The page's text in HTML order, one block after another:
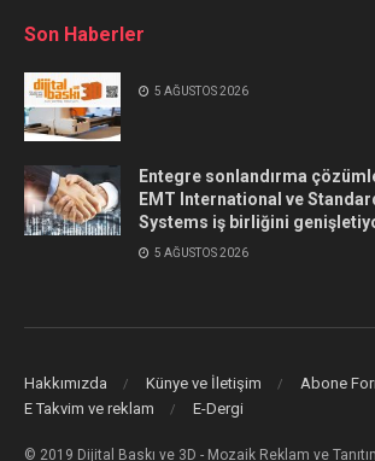
Son Haberler
5 AĞUSTOS 2026
Entegre sonlandırma
EMT International ve
Systems iş birliğini
5 AĞUSTOS 2026
Hakkımızda Künye ve İletişim
Abone
E Takvim ve reklam
E-Dergi
© 2019 Dijital Baskı ve 3D - Mozaik Reklam ve